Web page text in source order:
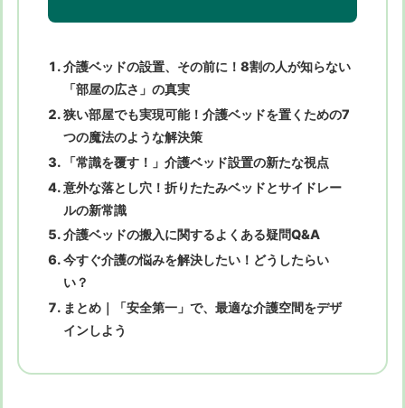
介護ベッドの設置、その前に！8割の人が知らない
「部屋の広さ」の真実
狭い部屋でも実現可能！介護ベッドを置くための7
つの魔法のような解決策
「常識を覆す！」介護ベッド設置の新たな視点
意外な落とし穴！折りたたみベッドとサイドレー
ルの新常識
介護ベッドの搬入に関するよくある疑問Q&A
今すぐ介護の悩みを解決したい！どうしたらい
い？
まとめ｜「安全第一」で、最適な介護空間をデザ
インしよう